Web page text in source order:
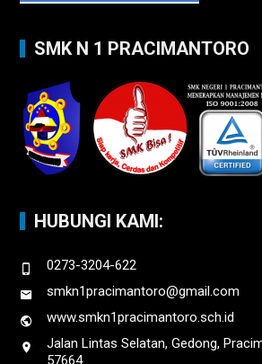
SMK N 1 PRACIMANTORO
HUBUNGI KAMI:
0273-3204-622
smkn1pracimantoro@gmail.com
www.smkn1pracimantoro.sch.id
Jalan Lintas Selatan, Gedong,
57664